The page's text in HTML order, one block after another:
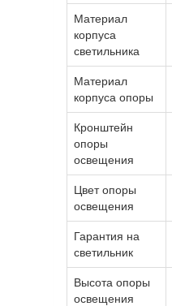
Материал
корпуса
светильника
Материал
корпуса опоры
Кронштейн
опоры
освещения
Цвет опоры
освещения
Гарантия на
светильник
Высота опоры
освещения